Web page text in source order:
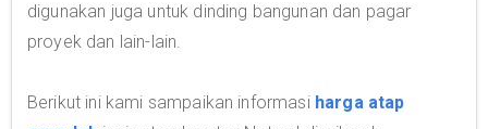
digunakan juga untuk dinding bangunan dan pagar
proyek dan lain-lain.
Berikut ini kami sampaikan informasi harga atap